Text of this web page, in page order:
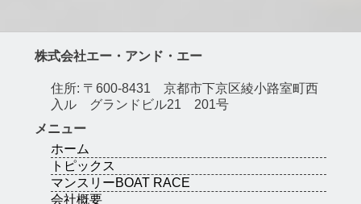
株式会社エー・アンド・エー
住所: 〒600-8431 京都市下京区綾小路室町西
入ル グランドビル21 201号
メニュー
ホーム
トピックス
マンスリーBOAT RACE
会社概要